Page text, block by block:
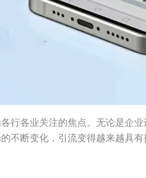
行各业关注的焦点。无论是企
不断变化，引流变得越来越具